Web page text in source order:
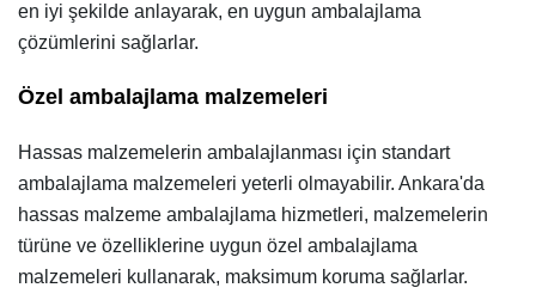
en iyi şekilde anlayarak, en uygun ambalajlama
çözümlerini sağlarlar.
Özel ambalajlama malzemeleri
Hassas malzemelerin ambalajlanması için standart
ambalajlama malzemeleri yeterli olmayabilir. Ankara'da
hassas malzeme ambalajlama hizmetleri, malzemelerin
türüne ve özelliklerine uygun özel ambalajlama
malzemeleri kullanarak, maksimum koruma sağlarlar.